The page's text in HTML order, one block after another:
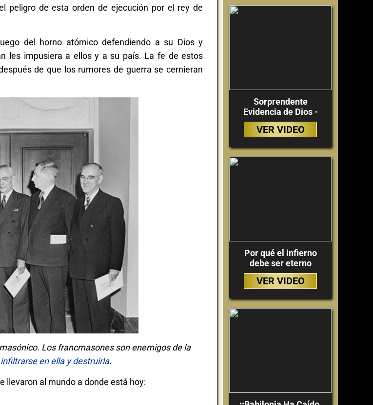
peligro de esta orden de ejecución por el rey de
del horno atómico defendiendo a su Dios y
les impusiera a ellos y a su país. La fe de estos
de que los rumores de guerra se cernieran
Los francmasones son enemigos de la
en ella y destruirla.
llevaron al mundo a donde está hoy:
Sorprendente
Evidencia de Dios -
VER VIDEO
Por qué el infierno
debe ser eterno
VER VIDEO